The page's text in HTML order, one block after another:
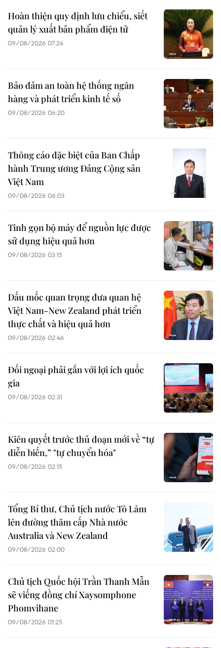
Hoàn thiện quy định lưu chiểu, siết
quản lý xuất bản phẩm điện tử
09/08/2026 07:24
Bảo đảm an toàn hệ thống ngân
hàng và phát triển kinh tế số
09/08/2026 06:20
Thông cáo đặc biệt của Ban Chấp
hành Trung ương Đảng Cộng sản
Việt Nam
09/08/2026 06:03
Tinh gọn bộ máy để nguồn lực được
sử dụng hiệu quả hơn
09/08/2026 03:15
Dấu mốc quan trọng đưa quan hệ
Việt Nam-New Zealand phát triển
thực chất và hiệu quả hơn
09/08/2026 02:46
Đối ngoại phải gắn với lợi ích quốc
gia
09/08/2026 02:31
Kiên quyết trước thủ đoạn mới về “tự
diễn biến,” "tự chuyển hóa"
09/08/2026 02:15
Tổng Bí thư, Chủ tịch nước Tô Lâm
lên đường thăm cấp Nhà nước
Australia và New Zealand
09/08/2026 02:00
Chủ tịch Quốc hội Trần Thanh Mẫn
sẽ viếng đồng chí Xaysomphone
Phomvihane
09/08/2026 01:25